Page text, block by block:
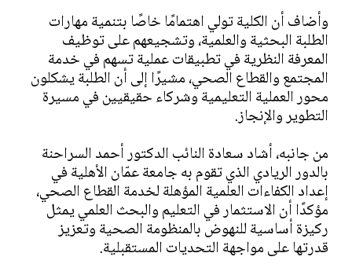
وأضاف أن الكلية تولي اهتمامًا خاصًا بتنمية مهارات
الطلبة البحثية والعلمية، وتشجيعهم على توظيف
المعرفة النظرية في تطبيقات عملية تسهم في خدمة
المجتمع والقطاع الصحي، مشيرًا إلى أن الطلبة يشكلون
محور العملية التعليمية وشركاء حقيقيين في مسيرة
التطوير والإنجاز.
من جانبه، أشاد سعادة النائب الدكتور أحمد السراحنة
بالدور الريادي الذي تقوم به جامعة عمّان الأهلية في
إعداد الكفاءات العلمية المؤهلة لخدمة القطاع الصحي،
مؤكدًا أن الاستثمار في التعليم والبحث العلمي يمثل
ركيزة أساسية للنهوض بالمنظومة الصحية وتعزيز
قدرتها على مواجهة التحديات المستقبلية.